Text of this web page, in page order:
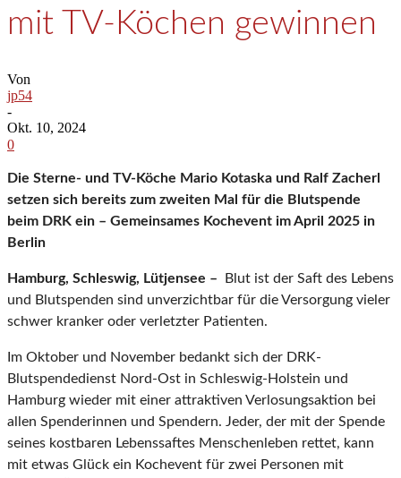
mit TV-Köchen gewinnen
Von
jp54
-
Okt. 10, 2024
0
Die Sterne- und TV-Köche Mario Kotaska und Ralf Zacherl
setzen sich bereits zum zweiten Mal für die Blutspende
beim DRK ein – Gemeinsames Kochevent im April 2025 in
Berlin
Hamburg, Schleswig, Lütjensee –
Blut ist der Saft des Lebens
und Blutspenden sind unverzichtbar für die Versorgung vieler
schwer kranker oder verletzter Patienten.
Im Oktober und November bedankt sich der DRK-
Blutspendedienst Nord-Ost in Schleswig-Holstein und
Hamburg wieder mit einer attraktiven Verlosungsaktion bei
allen Spenderinnen und Spendern. Jeder, der mit der Spende
seines kostbaren Lebenssaftes Menschenleben rettet, kann
mit etwas Glück ein Kochevent für zwei Personen mit